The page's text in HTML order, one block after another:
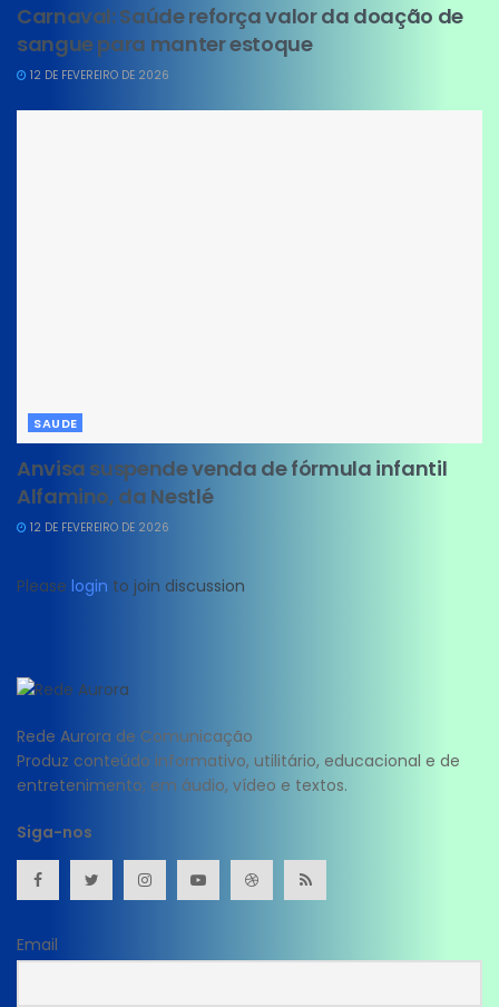
Carnaval: Saúde reforça valor da doação de
sangue para manter estoque
12 DE FEVEREIRO DE 2026
SAUDE
Anvisa suspende venda de fórmula infantil
Alfamino, da Nestlé
12 DE FEVEREIRO DE 2026
Please login to join discussion
Rede Aurora de Comunicação
Produz conteúdo informativo, utilitário, educacional e de
entretenimento; em áudio, vídeo e textos.
Siga-nos
Email